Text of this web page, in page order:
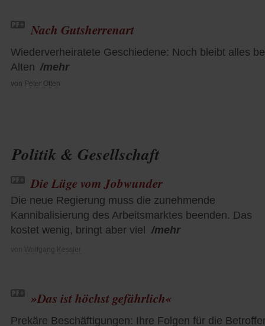
Nach Gutsherrenart
Wiederverheiratete Geschiedene: Noch bleibt alles
Alten /mehr
von Peter Otten
Politik & Gesellschaft
Die Lüge vom Jobwunder
Die neue Regierung muss die zunehmende
Kannibalisierung des Arbeitsmarktes beenden. Das
kostet wenig, bringt aber viel
/mehr
von Wolfgang Kessler
»Das ist höchst gefährlich«
Prekäre Beschäftigungen: Ihre Folgen für die